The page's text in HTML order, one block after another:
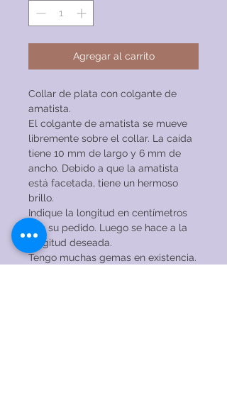
Agregar al carrito
Collar de plata con colgante de
amatista.
El colgante de amatista se mueve
libremente sobre el collar. La caída
tiene 10 mm de largo y 6 mm de
ancho. Debido a que la amatista
está facetada, tiene un hermoso
brillo.
Indique la longitud en centímetros
con su pedido. Luego se hace a la
longitud deseada.
Tengo muchas gemas en existencia.